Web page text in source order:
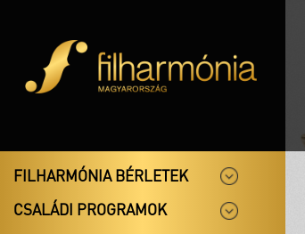
FILHARMÓNIA BÉRLETEK
CSALÁDI PROGRAMOK